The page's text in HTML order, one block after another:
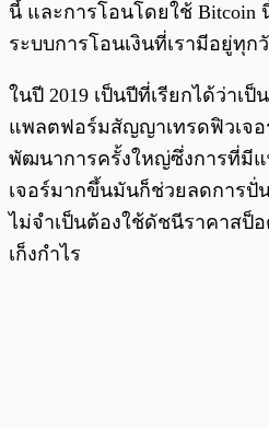
นี้ และการโอนโดยใช้ Bitcoin
ระบบการโอนเงินที่เรามีอยู่ทุก
ในปี 2019 เป็นปีที่เรียกได้ว่าเ
แพลตฟอร์มสัญญาเทรดฟิวเจอ
พัฒนาการครั้งใหญ่ซึ่งการที่มี
เจอร์มากขึ้นมันก็ช่วยลดการปั่
ไม่จำเป็นต้องใช้ดัชนีราคาสป็อ
เก็งกำไร